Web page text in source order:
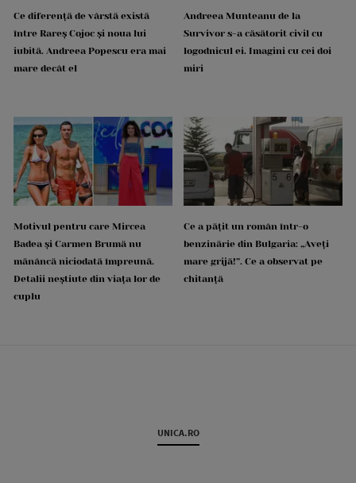
Ce diferență de vârstă există
între Rareș Cojoc și noua lui
iubită. Andreea Popescu era mai
mare decât el
Andreea Munteanu de la
Survivor s-a căsătorit civil cu
logodnicul ei. Imagini cu cei doi
miri
Motivul pentru care Mircea
Badea și Carmen Brumă nu
mănâncă niciodată împreună.
Detalii neștiute din viața lor de
cuplu
Ce a pățit un român într-o
benzinărie din Bulgaria: „Aveți
mare grijă!”. Ce a observat pe
chitanță
UNICA.RO